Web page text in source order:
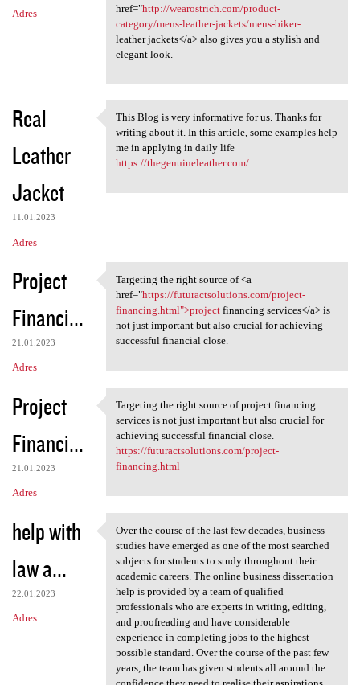
Adres
href="http://wearostrich.com/product-
category/mens-leather-jackets/mens-biker-...
leather jackets</a> also gives you a stylish and
elegant look.
Real
Leather
Jacket
11.01.2023
Adres
This Blog is very informative
This Blog is very informative for us. Thanks for
writing about it. In this article, some examples help
me in applying in daily life
https://thegenuineleather.com/
Project
Financi...
21.01.2023
Adres
Targeting the right source of
Targeting the right source of <a
href="https://futuractsolutions.com/project-
financing.html">projectfinancing services</a> is
not just important but also crucial for achieving
successful financial close.
Project
Financi...
21.01.2023
Adres
Targeting the right source of
Targeting the right source of project financing
services is not just important but also crucial for
achieving successful financial close.
https://futuractsolutions.com/project-
financing.html
help with
law a...
22.01.2023
Adres
Over the course of the last
Over the course of the last few decades, business
studies have emerged as one of the most searched
subjects for students to study throughout their
academic careers. The online business dissertation
help is provided by a team of qualified
professionals who are experts in writing, editing,
and proofreading and have considerable
experience in completing jobs to the highest
possible standard. Over the course of the past few
years, the team has given students all around the